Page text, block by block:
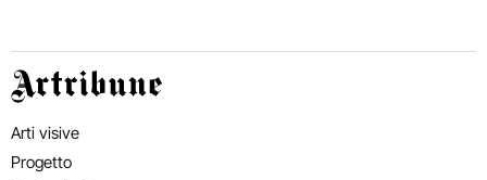
Artribune
Arti visive
Progetto